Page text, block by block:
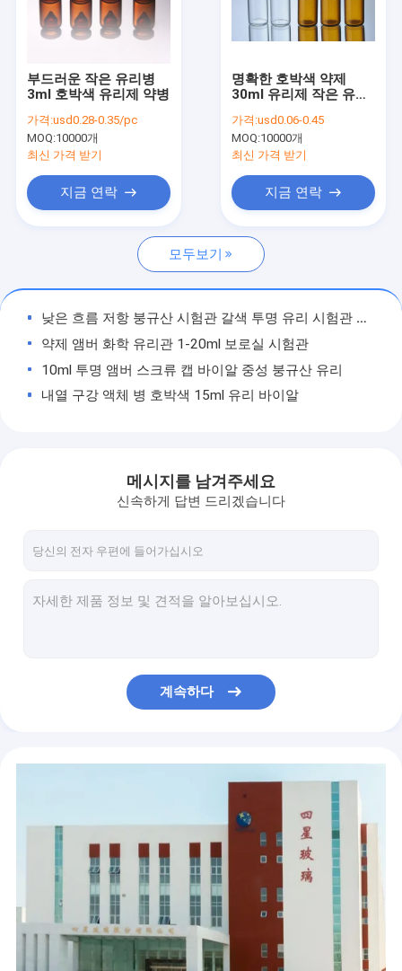
유리관 바이알
호박색 유리관
빈 유리 앰플
붕규산 유리관
주입 유리 바이알
구강 액체 병
부드러운 작은 유리병
3ml 호박색 유리제 약병
가격:usd0.28-0.35/pc
MOQ:10000개
최신 가격 받기
지금 연락
명확한 호박색 약제
30ml 유리제 작은 유리
진 작은 나사 목 작은 유
리병
가격:usd0.06-0.45
MOQ:10000개
최신 가격 받기
지금 연락
모두보기
낮은 흐름 저항 붕규산 시험관 갈색 투명 유리 시험관 ODM
약제 앰버 화학 유리관 1-20ml 보로실 시험관
10ml 투명 앰버 스크류 캡 바이알 중성 붕규산 유리
내열 구강 액체 병 호박색 15ml 유리 바이알
투명한 작은 유리제 호박색 구두 액체 병 작은 유리병 102mm 고도
저공해 관형 유리 구강 액체 병 투명 호박색 10ml 바이알
쉬운 개방형 빈 유리 앰플 액체 약
강력한 밀봉 빈 유리 앰플 붕규산 5.0 유리
강한 투명도 빈 유리 앰플 2ml 붕규산 5.0 유리
낮은 흐름 저항 빈 유리 앰플 쉬운 개방형
1ml-40ml 빈 유리 앰플 저온 저항
메시지를 남겨주세요
신속하게 답변 드리겠습니다
계속하다